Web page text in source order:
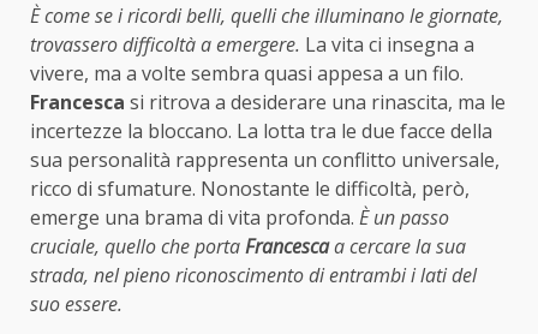
È come se i ricordi belli, quelli che illuminano le giornate,
trovassero difficoltà a emergere. La vita ci insegna a
vivere, ma a volte sembra quasi appesa a un filo.
Francesca si ritrova a desiderare una rinascita, ma le
incertezze la bloccano. La lotta tra le due facce della
sua personalità rappresenta un conflitto universale,
ricco di sfumature. Nonostante le difficoltà, però,
emerge una brama di vita profonda. È un passo
cruciale, quello che portaFrancescaa cercare la sua
strada, nel pieno riconoscimento di entrambi i lati del
suo essere.